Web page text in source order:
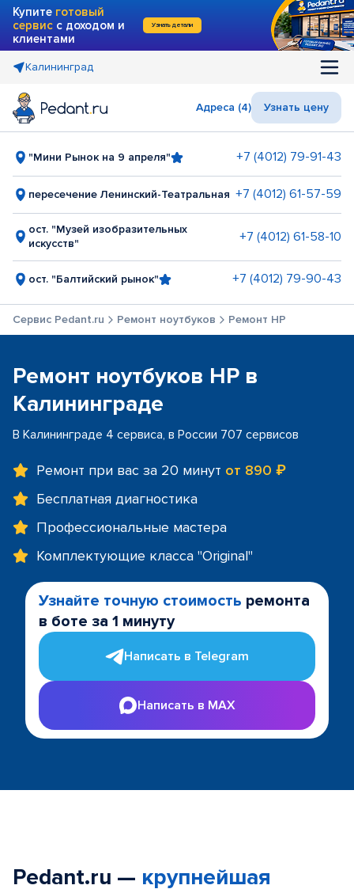
Купите готовый
сервис с доходом и
клиентами
Узнать детали
Калининград
Адреса (4) Узнать цену
"Мини Рынок на 9 апреля" +7 (4012) 79-91-43
пересечение Ленинский-Театральная +7 (4012) 61-57-59
ост. "Музей изобразительных
искусств"
+7 (4012) 61-58-10
ост. "Балтийский рынок" +7 (4012) 79-90-43
Сервис Pedant.ru Ремонт ноутбуков Ремонт HP
Ремонт ноутбуков HP в
Калининграде
В Калининграде 4 сервиса, в России 707 сервисов
Ремонт при вас за 20 минут от 890 ₽
Бесплатная диагностика
Профессиональные мастера
Комплектующие класса "Original"
Узнайте точную стоимость ремонта
в боте за 1 минуту
Написать в Telegram
Написать в MAX
Pedant.ru — крупнейшая